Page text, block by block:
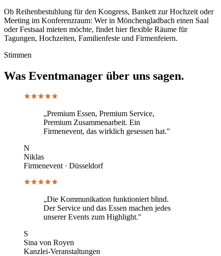
Ob Reihenbestuhlung für den Kongress, Bankett zur Hochzeit oder
Meeting im Konferenzraum: Wer in Mönchengladbach einen Saal
oder Festsaal mieten möchte, findet hier flexible Räume für
Tagungen, Hochzeiten, Familienfeste und Firmenfeiern.
Stimmen
Was Eventmanager über uns sagen.
„Premium Essen, Premium Service,
Premium Zusammenarbeit. Ein
Firmenevent, das wirklich gesessen hat."
N
Niklas
Firmenevent · Düsseldorf
„Die Kommunikation funktioniert blind.
Der Service und das Essen machen jedes
unserer Events zum Highlight."
S
Sina von Royen
Kanzlei-Veranstaltungen